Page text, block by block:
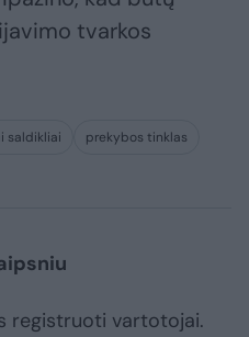
tvarkos
saldikliai
prekybos tinklas
registruoti vartotojai.